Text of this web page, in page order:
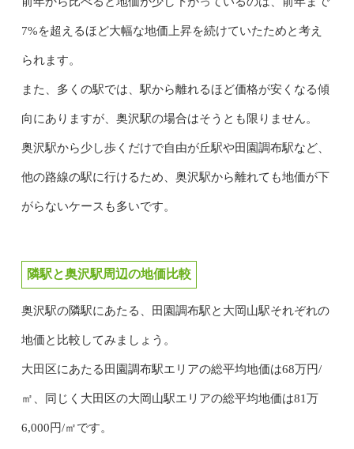
7%を超えるほど大幅な地価上昇を続けていたためと考え
られます。
また、多くの駅では、駅から離れるほど価格が安くなる傾
向にありますが、奥沢駅の場合はそうとも限りません。
奥沢駅から少し歩くだけで自由が丘駅や田園調布駅など、
他の路線の駅に行けるため、奥沢駅から離れても地価が下
がらないケースも多いです。
隣駅と奥沢駅周辺の地価比較
奥沢駅の隣駅にあたる、田園調布駅と大岡山駅それぞれの
地価と比較してみましょう。
大田区にあたる田園調布駅エリアの総平均地価は68万円/
㎡、同じく大田区の大岡山駅エリアの総平均地価は81万
6,000円/㎡です。